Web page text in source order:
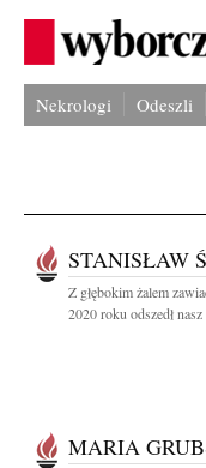
Nekrologi Odeszli
STANISŁAW
Z głębokim żalem
2020 roku odszedł
MARIA